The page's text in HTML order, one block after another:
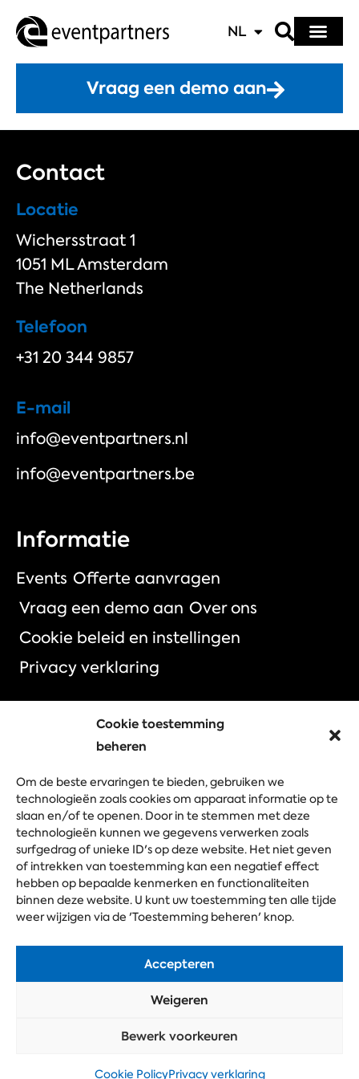
Cookie toestemming
beheren
Om de beste ervaringen te bieden, gebruiken we
technologieën zoals cookies om apparaat informatie op te
slaan en/of te openen. Door in te stemmen met deze
technologieën kunnen we gegevens verwerken zoals
surfgedrag of unieke ID's op deze website. Het niet geven
of intrekken van toestemming kan een negatief effect
hebben op bepaalde kenmerken en functionaliteiten
binnen deze website. U kunt uw toestemming ten alle tijde
weer wijzigen via de 'Toestemming beheren' knop.
Accepteren
Weigeren
Bewerk voorkeuren
Cookie PolicyPrivacy verklaring
NL
Vraag een demo aan
Contact
Locatie
Wichersstraat 1
1051 ML Amsterdam
The Netherlands
Telefoon
+31 20 344 9857
E-mail
info@eventpartners.nl
info@eventpartners.be
Informatie
Events Offerte aanvragen
Vraag een demo aan Over ons
Cookie beleid en instellingen
Privacy verklaring
Kies je event
Beurs Congres Bedrijfsevent Festival
Stel je vraag